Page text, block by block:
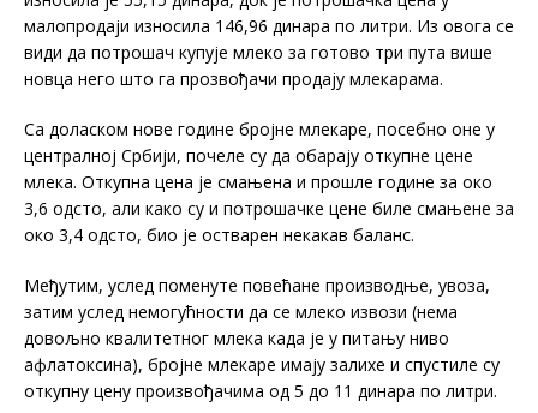
малопродаји износила 146,96 динара по литри. Из овога се
види да потрошач купује млеко за готово три пута више
новца него што га прозвођачи продају млекарама.
Са доласком нове године бројне млекаре, посебно оне у
централној Србији, почеле су да обарају откупне цене
млека. Откупна цена је смањена и прошле године за око
3,6 одсто, али како су и потрошачке цене биле смањене за
око 3,4 одсто, био је остварен некакав баланс.
Међутим, услед поменуте повећане производње, увоза,
затим услед немогућности да се млеко извози (нема
довољно квалитетног млека када је у питању ниво
афлатоксина), бројне млекаре имају залихе и спустиле су
откупну цену произвођачима од 5 до 11 динара по литри.